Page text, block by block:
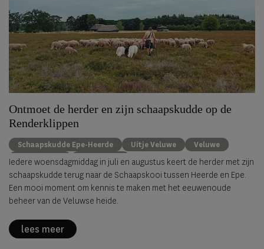
Ontmoet de herder en zijn schaapskudde op de
Renderklippen
Schaapskudde Epe-Heerde Uitje Veluwe
Veluwe
schaapskooi
Staycation
Iedere woensdagmiddag in juli en augustus keert de herder met zijn
schaapskudde terug naar de Schaapskooi tussen Heerde en Epe.
Een mooi moment om kennis te maken met het eeuwenoude
beheer van de Veluwse heide.
lees meer